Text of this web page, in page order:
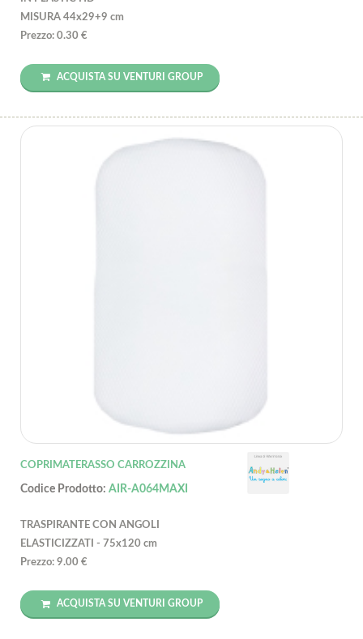
MISURA 44x29+9 cm
Prezzo: 0.30 €
ACQUISTA SU VENTURI GROUP
COPRIMATERASSO CARROZZINA
Codice Prodotto: AIR-A064MAXI
TRASPIRANTE CON ANGOLI
ELASTICIZZATI - 75x120 cm
Prezzo: 9.00 €
ACQUISTA SU VENTURI GROUP